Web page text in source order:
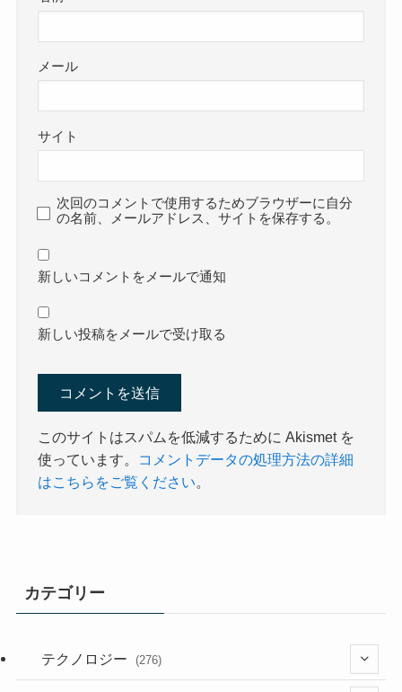
メール
サイト
次回のコメントで使用するためブラウザーに自分
の名前、メールアドレス、サイトを保存する。
新しいコメントをメールで通知
新しい投稿をメールで受け取る
このサイトはスパムを低減するために Akismet を
使っています。
コメントデータの処理方法の詳細
はこちらをご覧ください。
カテゴリー
テクノロジー (276)